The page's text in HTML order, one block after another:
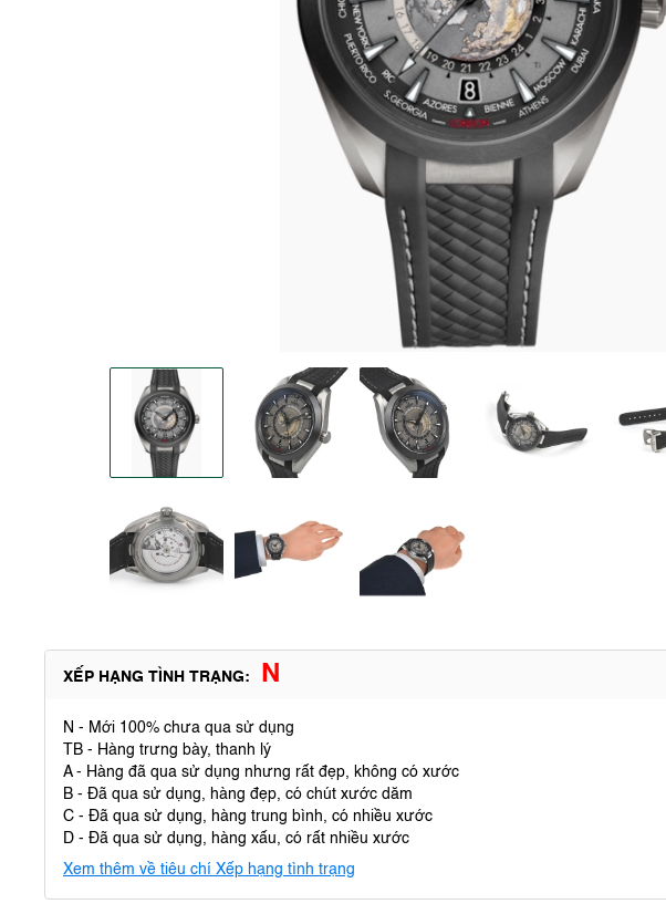
XẾP HẠNG TÌNH TRẠNG: N
N - Mới 100% chưa qua sử dụng
TB - Hàng trưng bày, thanh lý
A - Hàng đã qua sử dụng nhưng rất đẹp, không có xước
B - Đã qua sử dụng, hàng đẹp, có chút xước dăm
C - Đã qua sử dụng, hàng trung bình, có nhiều xước
D - Đã qua sử dụng, hàng xấu, có rất nhiều xước
Xem thêm về tiêu chí Xếp hạng tình trạng